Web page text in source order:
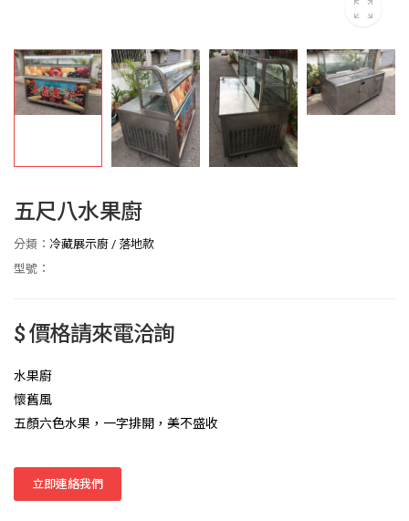
五尺八水果廚
分類： 冷藏展示廚 / 落地款
型號：
$ 價格請來電洽詢
水果廚
懷舊風
五顏六色水果，一字排開，美不盛收
立即連絡我們